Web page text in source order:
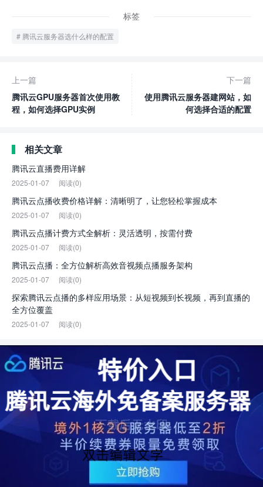
标签
腾讯云服务器选什么样的配置
上一篇
腾讯云GPU服务器首次使用教
程，如何选择GPU实例
下一篇
使用腾讯云服务器建网站，如
何选择合适的配置
相关文章
腾讯云直播费用详解
2025-01-07 阅读(0)
腾讯云点播收费价格详解：清晰明了，让您轻松掌握成本
2025-01-07 阅读(0)
腾讯云点播计费方式全解析：灵活透明，按需付费
2025-01-07 阅读(0)
腾讯云点播：全方位解析高效音视频点播服务架构
2025-01-07 阅读(0)
探索腾讯云点播的多样应用场景：从短视频到长视频，再到直播的
全方位覆盖
2025-01-07 阅读(0)